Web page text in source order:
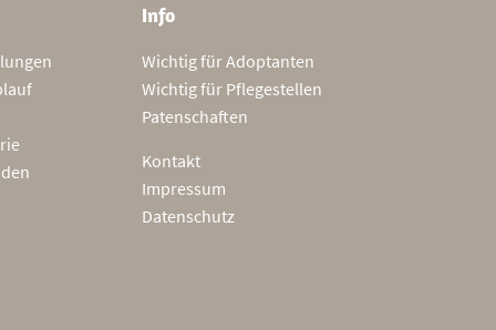
Info
Wichtig für Adoptanten
Wichtig für Pflegestellen
Patenschaften
Kontakt
Impressum
Datenschutz